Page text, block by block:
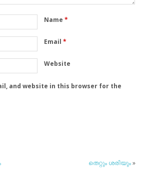
Name *
Email *
Website
and website in this browser for the
തെറ്റും ശരിയും»